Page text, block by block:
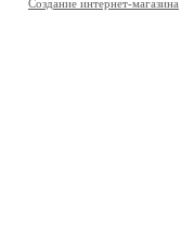
Создание интернет-магазина